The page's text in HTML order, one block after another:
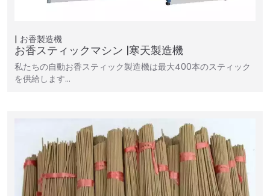
お香製造機
お香スティックマシン |寒天製造機
私たちの自動お香スティック製造機は最大400本のスティック
を供給します…